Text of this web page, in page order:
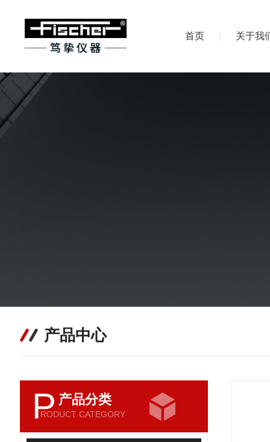
首页 关于我
产品中心
P 产品分类
RODUCT CATEGORY